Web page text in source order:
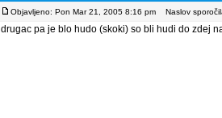
Objavljeno: Pon Mar 21, 2005 8:16 pm Naslov
drugac pa je blo hudo (skoki) so bli hudi do zdej